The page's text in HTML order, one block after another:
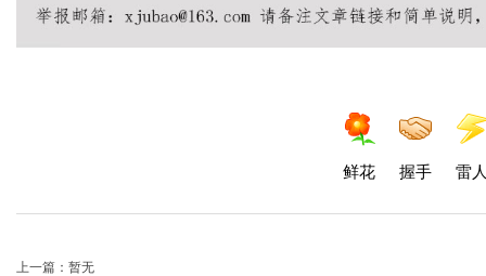
鲜花 握手 雷
上一篇：暂无